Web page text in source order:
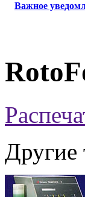
Важное
Другие